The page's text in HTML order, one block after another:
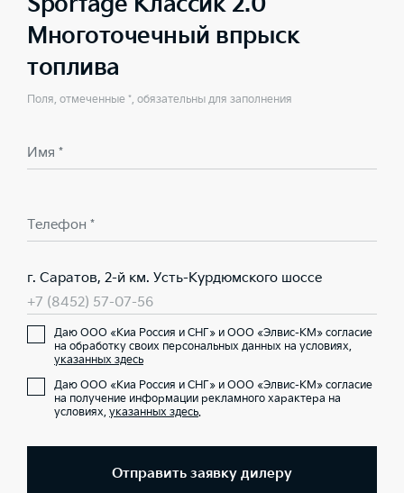
Многоточечный впрыск
топлива
Поля, отмеченные *, обязательны для заполнения
Имя *
Телефон *
г. Саратов, 2-й км. Усть-Курдюмского шоссе
+7 (8452) 57-07-56
Даю ООО «Киа Россия и СНГ» и ООО «Элвис-КМ» согласие
на обработку своих персональных данных на условиях,
указанных здесь
Даю ООО «Киа Россия и СНГ» и ООО «Элвис-КМ» согласие
на получение информации рекламного характера на
условиях, указанных здесь.
Отправить заявку дилеру